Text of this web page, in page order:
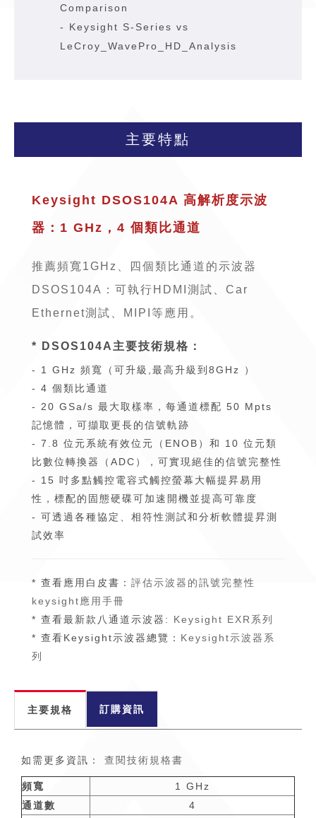
Comparison
- Keysight S-Series vs
LeCroy_WavePro_HD_Analysis
主要特點
Keysight DSOS104A 高解析度示波
器：1 GHz，4 個類比通道
推薦頻寬1GHz、四個類比通道的示波器
DSOS104A：可執行HDMI測試、Car
Ethernet測試、MIPI等應用。
* DSOS104A主要技術規格：
- 1 GHz 頻寬（可升級,最高升級到8GHz ）
- 4 個類比通道
- 20 GSa/s 最大取樣率，每通道標配 50 Mpts
記憶體，可擷取更長的信號軌跡
- 7.8 位元系統有效位元（ENOB）和 10 位元類
比數位轉換器（ADC），可實現絕佳的信號完整性
- 15 吋多點觸控電容式觸控螢幕大幅提昇易用
性，標配的固態硬碟可加速開機並提高可靠度
- 可透過各種協定、相符性測試和分析軟體提昇測
試效率
* 查看應用白皮書： 評估示波器的訊號完整性
keysight應用手冊
* 查看最新款八通道示波器: Keysight EXR系列
* 查看Keysight示波器總覽： Keysight示波器系
列
主要規格 訂購資訊
如需更多資訊： 查閱技術規格書
頻寬
1 GHz
通道數
4